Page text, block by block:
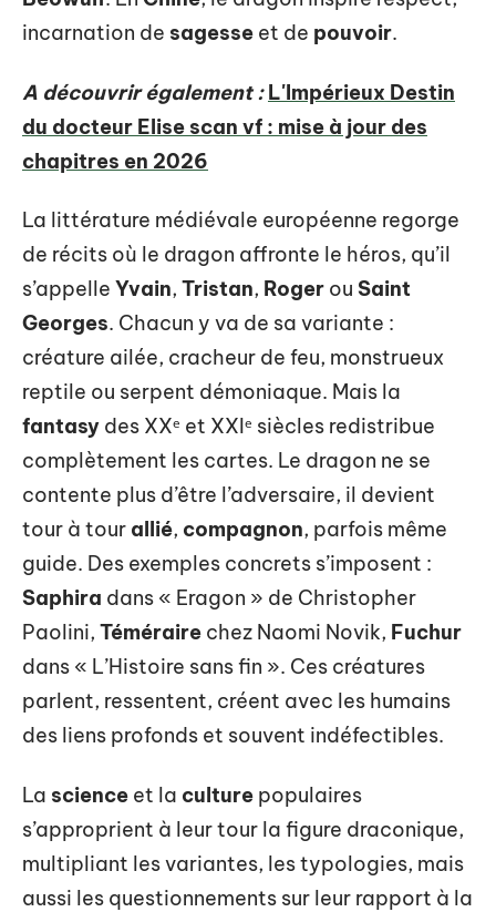
incarnation de sagesse et de pouvoir.
A découvrir également : L'Impérieux Destin
du docteur Elise scan vf : mise à jour des
chapitres en 2026
La littérature médiévale européenne regorge
de récits où le dragon affronte le héros, qu’il
s’appelle Yvain, Tristan, Roger ou Saint
Georges. Chacun y va de sa variante :
créature ailée, cracheur de feu, monstrueux
reptile ou serpent démoniaque. Mais la
fantasy des XXᵉ et XXIᵉ siècles redistribue
complètement les cartes. Le dragon ne se
contente plus d’être l’adversaire, il devient
tour à tour allié, compagnon, parfois même
guide. Des exemples concrets s’imposent :
Saphira dans « Eragon » de Christopher
Paolini, Téméraire chez Naomi Novik, Fuchur
dans « L’Histoire sans fin ». Ces créatures
parlent, ressentent, créent avec les humains
des liens profonds et souvent indéfectibles.
La science et la culture populaires
s’approprient à leur tour la figure draconique,
multipliant les variantes, les typologies, mais
aussi les questionnements sur leur rapport à la